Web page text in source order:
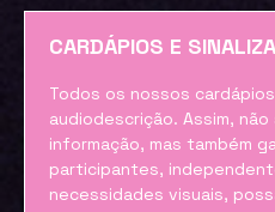
CARDÁPIOS E
Todos os nossos
audiodescrição. Assim,
informação, mas também
participantes,
necessidades visuais,